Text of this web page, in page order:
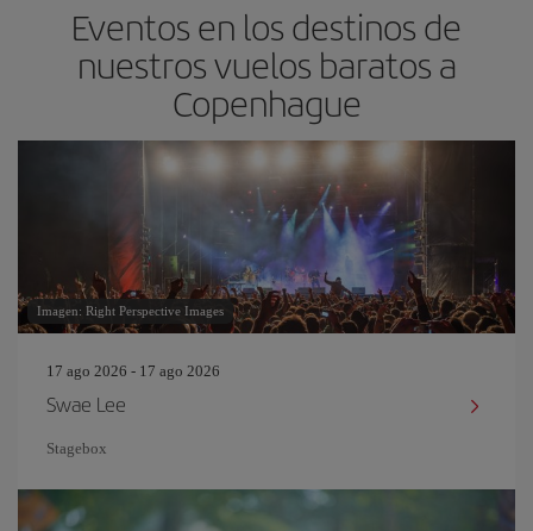
Eventos en los destinos de
nuestros vuelos baratos a
Copenhague
Imagen: Right Perspective Images
17 ago 2026 - 17 ago 2026
Swae Lee
Stagebox